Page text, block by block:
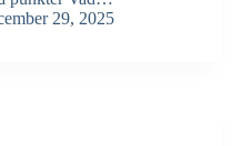
29, 2025